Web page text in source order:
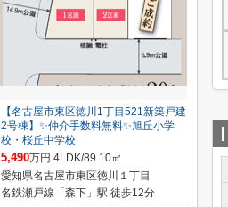
【名古屋市東区徳川1丁目521新築戸建
2号棟】✨️仲介手数料無料✨️旭丘小学
校・桜丘中学校
5,490万円 4LDK/89.10㎡
愛知県名古屋市東区徳川１丁目
名鉄瀬戸線「森下」駅 徒歩12分